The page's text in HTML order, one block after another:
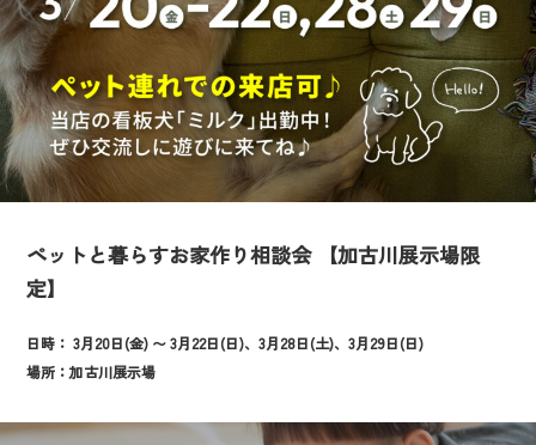
ペットと暮らすお家作り相談会 【加古川展示場限
定】
日時： 3月20日(金) 〜3月22日(日)、3月28日(土)、3月29日(日)
場所：加古川展示場